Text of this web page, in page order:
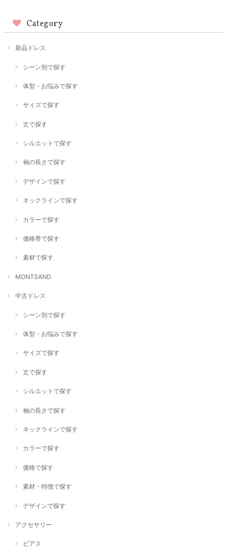
Category
新品ドレス
シーン別で探す
体型・お悩みで探す
サイズで探す
丈で探す
シルエットで探す
袖の長さで探す
デザインで探す
ネックラインで探す
カラーで探す
価格帯で探す
素材で探す
MONTSAND
中古ドレス
シーン別で探す
体型・お悩みで探す
サイズで探す
丈で探す
シルエットで探す
袖の長さで探す
ネックラインで探す
カラーで探す
価格で探す
素材・特徴で探す
デザインで探す
アクセサリー
ピアス